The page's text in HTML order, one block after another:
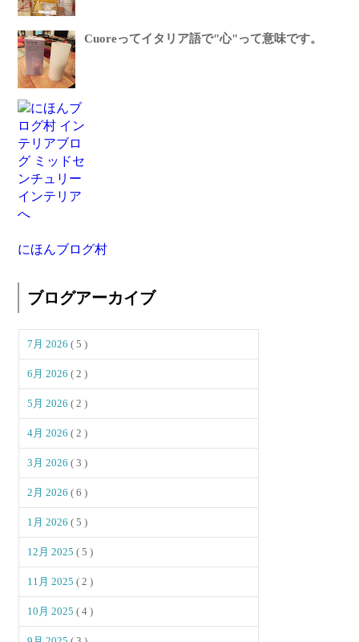
Cuoreってイタリア語で"心"って意味です。
にほんブログ村
ブログアーカイブ
7月 2026( 5 )
6月 2026( 2 )
5月 2026( 2 )
4月 2026( 2 )
3月 2026( 3 )
2月 2026( 6 )
1月 2026( 5 )
12月 2025( 5 )
11月 2025( 2 )
10月 2025( 4 )